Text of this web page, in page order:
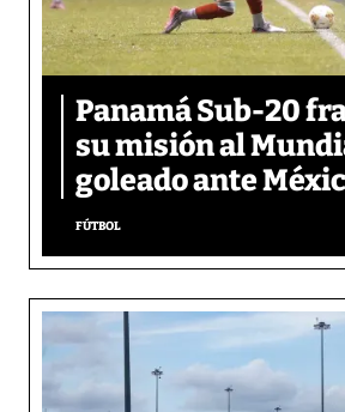
Panamá Sub-20
su misión al
goleado ante
FÚTBOL